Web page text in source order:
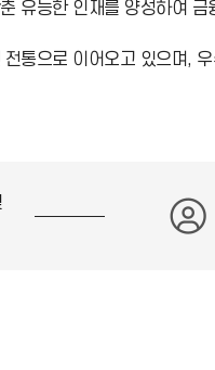
유능한 인재를 양성하여
통으로 이어오고 있으며,